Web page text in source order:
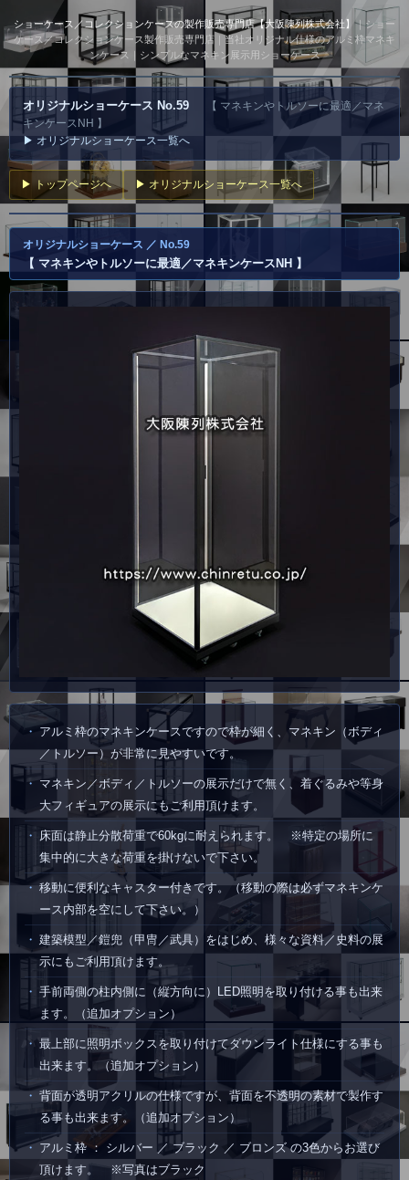
ショーケース／コレクションケースの製作販売専門店【大阪陳列株式会社】｜ショー
ケース／コレクションケース製作販売専門店｜当社オリジナル仕様のアルミ枠マネキ
ンケース｜シンプルなマネキン展示用ショーケース
オリジナルショーケース No.59
【 マネキンやトルソーに最適／マネ
キンケースNH 】
▶ オリジナルショーケース一覧へ
▶ トップページへ ▶ オリジナルショーケース一覧へ
オリジナルショーケース ／ No.59
【 マネキンやトルソーに最適／マネキンケースNH 】
アルミ枠のマネキンケースですので枠が細く、マネキン（ボディ
／トルソー）が非常に見やすいです。
マネキン／ボディ／トルソーの展示だけで無く、着ぐるみや等身
大フィギュアの展示にもご利用頂けます。
床面は静止分散荷重で60kgに耐えられます。 ※特定の場所に
集中的に大きな荷重を掛けないで下さい。
移動に便利なキャスター付きです。（移動の際は必ずマネキンケ
ース内部を空にして下さい。）
建築模型／鎧兜（甲冑／武具）をはじめ、様々な資料／史料の展
示にもご利用頂けます。
手前両側の柱内側に（縦方向に）LED照明を取り付ける事も出来
ます。（追加オプション）
最上部に照明ボックスを取り付けてダウンライト仕様にする事も
出来ます。（追加オプション）
背面が透明アクリルの仕様ですが、背面を不透明の素材で製作す
る事も出来ます。（追加オプション）
アルミ枠 ： シルバー ／ ブラック ／ ブロンズ の3色からお選び
頂けます。 ※写真はブラック